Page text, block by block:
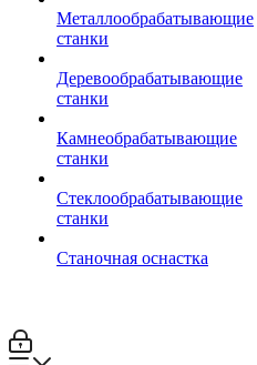
Металлообрабатывающие
станки
Деревообрабатывающие
станки
Камнеобрабатывающие
станки
Стеклообрабатывающие
станки
Станочная оснастка